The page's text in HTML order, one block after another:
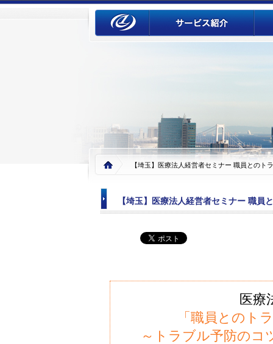
【埼玉】医療法人経営者セミナー 職員とのト
【埼玉】医療法人経営者セミナー 職員
医療
「職員とのト
～トラブル予防のコ